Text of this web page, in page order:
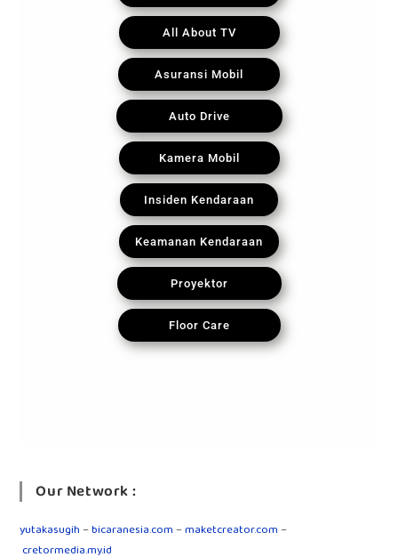
All About TV
Asuransi Mobil
Auto Drive
Kamera Mobil
Insiden Kendaraan
Keamanan Kendaraan
Proyektor
Floor Care
Our Network :
yutakasugih–bicaranesia.com–maketcreator.com–
cretormedia.my.id